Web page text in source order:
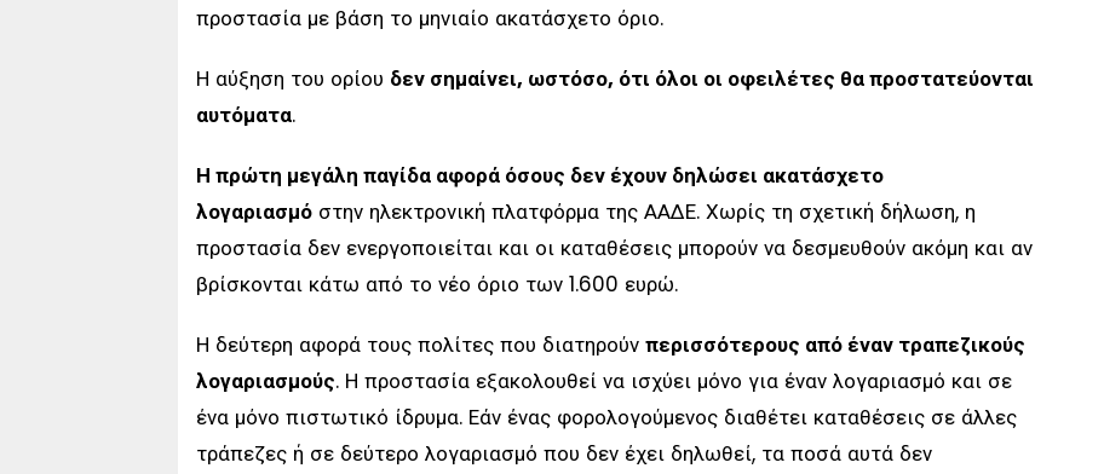
προστασία με βάση το μηνιαίο ακατάσχετο όριο.
Η αύξηση του ορίου δεν σημαίνει, ωστόσο, ότι όλοι οι οφειλέτες θα προστατεύονται
αυτόματα.
Η πρώτη μεγάλη παγίδα αφορά όσους δεν έχουν δηλώσει ακατάσχετο
λογαριασμό στην ηλεκτρονική πλατφόρμα της ΑΑΔΕ. Χωρίς τη σχετική δήλωση, η
προστασία δεν ενεργοποιείται και οι καταθέσεις μπορούν να δεσμευθούν ακόμη και αν
βρίσκονται κάτω από το νέο όριο των 1.600 ευρώ.
Η δεύτερη αφορά τους πολίτες που διατηρούν περισσότερους από έναν τραπεζικούς
λογαριασμούς. Η προστασία εξακολουθεί να ισχύει μόνο για έναν λογαριασμό και σε
ένα μόνο πιστωτικό ίδρυμα. Εάν ένας φορολογούμενος διαθέτει καταθέσεις σε άλλες
τράπεζες ή σε δεύτερο λογαριασμό που δεν έχει δηλωθεί, τα ποσά αυτά δεν